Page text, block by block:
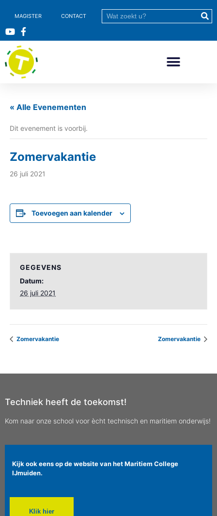
MAGISTER CONTACT
« Alle Evenementen
Dit evenement is voorbij.
Zomervakantie
26 juli 2021
Toevoegen aan kalender
GEGEVENS
Datum:
26 juli 2021
Zomervakantie Zomervakantie
Techniek heeft de toekomst!
Kom naar onze school voor ècht technisch en maritiem onderwijs!
Kijk ook eens op de website van het Maritiem College
IJmuiden.
Klik hier